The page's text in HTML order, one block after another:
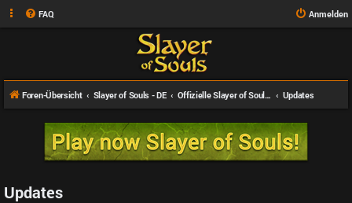
FAQ Anmelden
Foren-Übersicht Slayer of Souls - DE Offizielle Slayer of Souls News Updates
Updates